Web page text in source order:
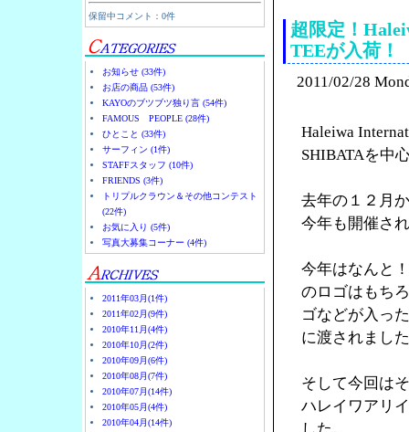
保留中コメント：0件
お知らせ (33件)
お店の商品 (53件)
KAYOのブツブツ独り言 (54件)
FAMOUS PEOPLE (28件)
ひとこと (33件)
サーフィン (1件)
STAFFスタッフ (10件)
FRIENDS (3件)
トリプルクラウン＆その他コンテスト
(22件)
お気に入り (5件)
写真大募集コーナー (4件)
2011年03月(1件)
2011年02月(9件)
2010年11月(4件)
2010年10月(2件)
2010年09月(6件)
2010年08月(7件)
2010年07月(14件)
2010年05月(4件)
2010年04月(14件)
超限定！
TEEが入荷！
2011/02/28
Haleiwa
SHIBATAを中
去年の１２月
今年も開催さ
今年はなんと
のロゴはもち
ゴなどが入っ
に渡されまし
そして今回は
ハレイワアリ